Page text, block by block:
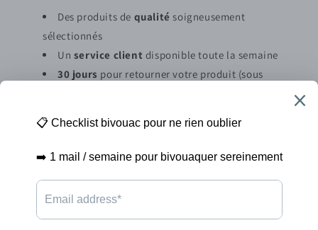
Des produits de qualité soigneusement
sélectionnés
Un service client disponible toute la semaine
30 jours pour retourner votre produit (sous